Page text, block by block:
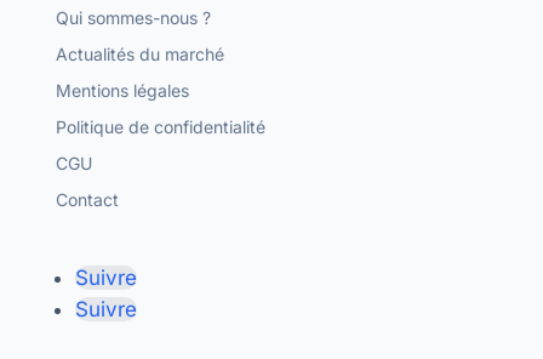
Qui sommes-nous ?
Actualités du marché
Mentions légales
Politique de confidentialité
CGU
Contact
Suivre
Suivre